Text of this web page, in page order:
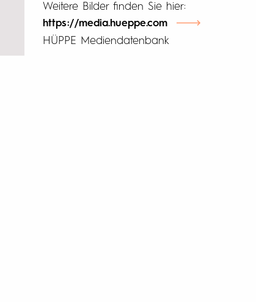
Weitere Bilder finden Sie hier:
https://media.hueppe.com
HÜPPE Mediendatenbank